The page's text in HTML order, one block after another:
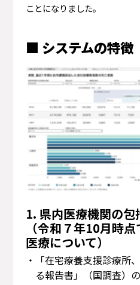
ことになりました。
■ システムの特徴
1. 県内医療機関の
（令和７年10月時
医療について）
・「在宅療養支援診療所
る報告書」（国調査）